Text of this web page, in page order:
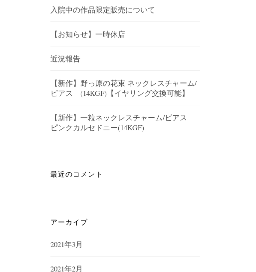
入院中の作品限定販売について
【お知らせ】一時休店
近況報告
【新作】野っ原の花束 ネックレスチャーム/
ピアス (14KGF)【イヤリング交換可能】
【新作】一粒ネックレスチャーム/ピアス
ピンクカルセドニー(14KGF)
最近のコメント
アーカイブ
2021年3月
2021年2月